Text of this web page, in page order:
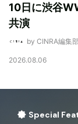
10日に渋谷
共演
by CINRA編集
2026.08.06
Special